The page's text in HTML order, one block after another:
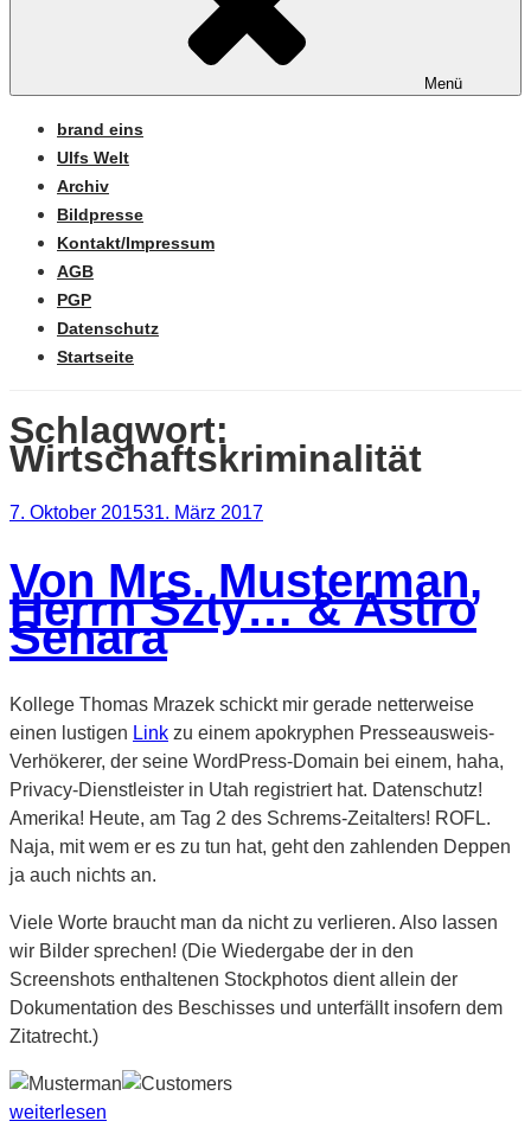
Menü
brand eins
Ulfs Welt
Archiv
Bildpresse
Kontakt/Impressum
AGB
PGP
Datenschutz
Startseite
Schlagwort:
Wirtschaftskriminalität
Veröffentlicht
7. Oktober 201531. März 2017
Von Mrs. Musterman,
Herrn Szty… & Astro
Sehara
Kollege Thomas Mrazek schickt mir gerade netterweise
einen lustigen Link zu einem apokryphen Presseausweis-
Verhökerer, der seine WordPress-Domain bei einem, haha,
Privacy-Dienstleister in Utah registriert hat. Datenschutz!
Amerika! Heute, am Tag 2 des Schrems-Zeitalters! ROFL.
Naja, mit wem er es zu tun hat, geht den zahlenden Deppen
ja auch nichts an.
Viele Worte braucht man da nicht zu verlieren. Also lassen
wir Bilder sprechen! (Die Wiedergabe der in den
Screenshots enthaltenen Stockphotos dient allein der
Dokumentation des Beschisses und unterfällt insofern dem
Zitatrecht.)
„Von
weiterlesen